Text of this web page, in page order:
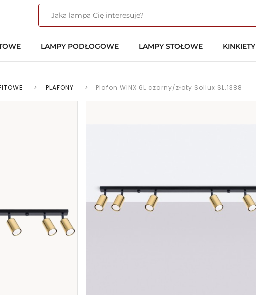
LAMPY PODŁOGOWE LAMPY STOŁOWE KINKIETY
> PLAFONY > Plafon WINX 6L czarny/złoty Sollux SL.1388